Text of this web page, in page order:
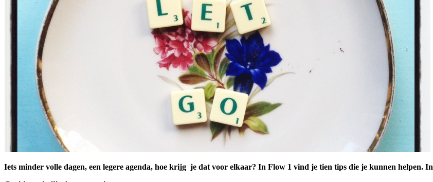
Iets minder volle dagen, een legere agenda, hoe krijg je dat voor elkaar? In Flow 1 vind je tien tips die je kunnen helpen. In